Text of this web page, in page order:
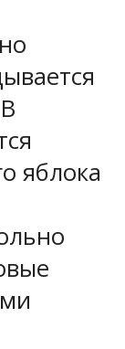
яблока